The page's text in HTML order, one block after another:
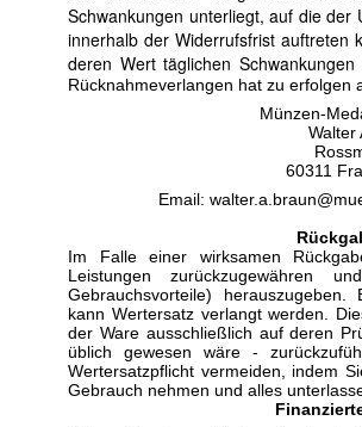
Schwankungen unterliegt, auf die
innerhalb der Widerrufsfrist auftreten
deren Wert täglichen Schwankungen
Rücknahmeverlangen hat zu erfolgen
Münzen-
Walter
60311
Email:
Im Falle einer wirksamen
Leistungen zurückzugewähren
Gebrauchsvorteile)
kann Wertersatz verlangt werden.
der Ware ausschließlich auf deren
üblich gewesen wäre -
Wertersatzpflicht vermeiden, indem
Gebrauch nehmen und alles